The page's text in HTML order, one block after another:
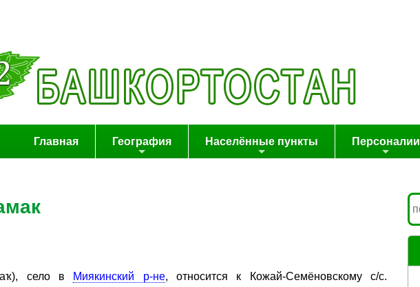
Главная География Населённые пункты Персоналии
село в Миякинский р-не, относится к Кожай-Семёновскому с/с.